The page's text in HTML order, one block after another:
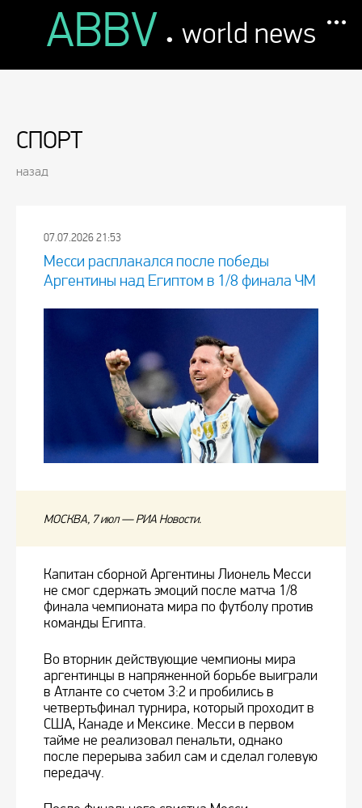
ABBV . world news
СПОРТ
назад
07.07.2026 21:53
Месси расплакался после победы
Аргентины над Египтом в 1/8 финала ЧМ
МОСКВА, 7 июл — РИА Новости.
Капитан сборной Аргентины Лионель Месси
не смог сдержать эмоций после матча 1/8
финала чемпионата мира по футболу против
команды Египта.
Во вторник действующие чемпионы мира
аргентинцы в напряженной борьбе выиграли
в Атланте со счетом 3:2 и пробились в
четвертьфинал турнира, который проходит в
США, Канаде и Мексике. Месси в первом
тайме не реализовал пенальти, однако
после перерыва забил сам и сделал голевую
передачу.